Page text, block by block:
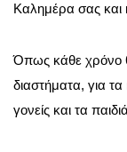
Καλημέρα σας και
Όπως κάθε χρόνο
διαστήματα, για
γονείς και τα